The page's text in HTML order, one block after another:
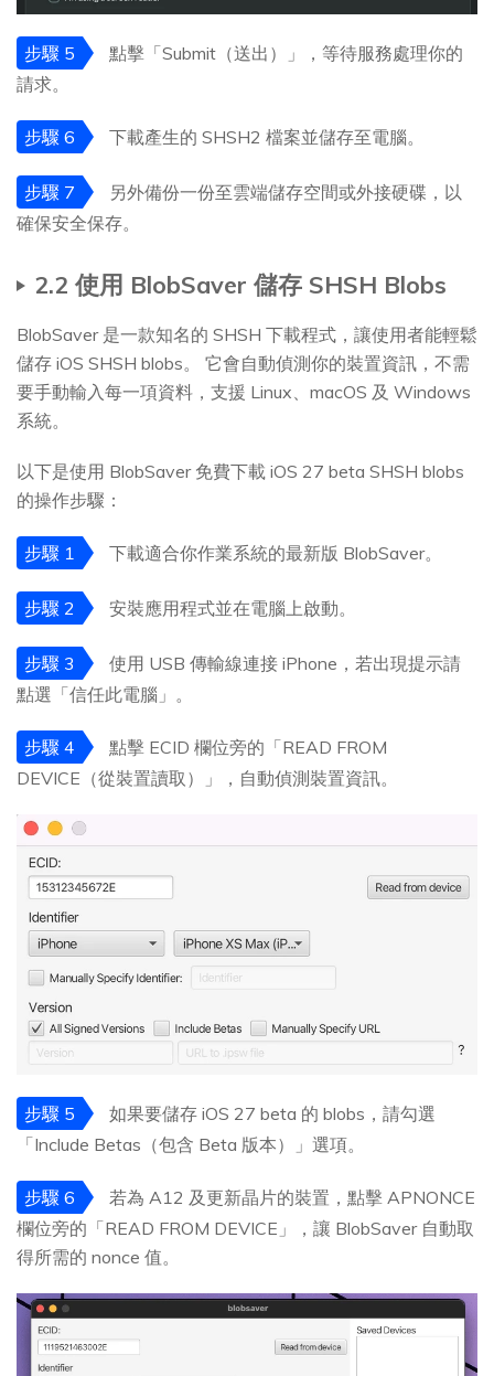
步驟 5
點擊「Submit（送出）」，等待服務處理你的
請求。
步驟 6 下載產生的 SHSH2 檔案並儲存至電腦。
步驟 7
另外備份一份至雲端儲存空間或外接硬碟，以
確保安全保存。
2.2 使用 BlobSaver 儲存 SHSH Blobs
BlobSaver 是一款知名的 SHSH 下載程式，讓使用者能輕鬆
儲存 iOS SHSH blobs。 它會自動偵測你的裝置資訊，不需
要手動輸入每一項資料，支援 Linux、macOS 及 Windows
系統。
以下是使用 BlobSaver 免費下載 iOS 27 beta SHSH blobs
的操作步驟：
步驟 1 下載適合你作業系統的最新版 BlobSaver。
步驟 2 安裝應用程式並在電腦上啟動。
步驟 3
使用 USB 傳輸線連接 iPhone，若出現提示請
點選「信任此電腦」。
步驟 4
點擊 ECID 欄位旁的「READ FROM
DEVICE（從裝置讀取）」，自動偵測裝置資訊。
步驟 5
如果要儲存 iOS 27 beta 的 blobs，請勾選
「Include Betas（包含 Beta 版本）」選項。
步驟 6
若為 A12 及更新晶片的裝置，點擊 APNONCE
欄位旁的「READ FROM DEVICE」，讓 BlobSaver 自動取
得所需的 nonce 值。